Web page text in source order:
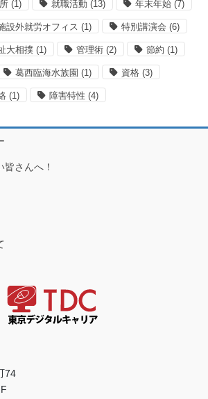
(1) 就職活動 (13) 年末年始 (7)
設外就労オフィス (1) 特別講演会 (6)
大相撲 (1) 管理術 (2) 節約 (1)
葛西臨海水族園 (1) 資格 (3)
(1) 障害特性 (4)
さんへ！
74